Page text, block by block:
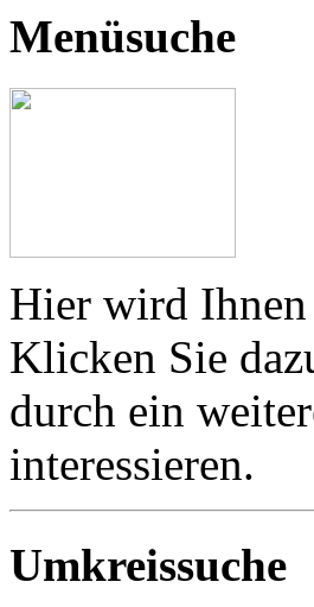
Menüsuche
Hier wird Ihnen
Klicken Sie
durch ein
interessieren.
Umkreissuche